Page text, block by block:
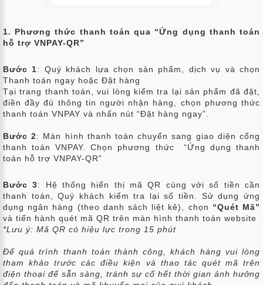
1. Phương thức thanh toán qua “Ứng dụng thanh toán
hỗ trợ VNPAY-QR”
Bước 1: Quý khách lựa chọn sản phẩm, dịch vụ và chọn
Thanh toán ngay hoặc Đặt hàng
Tại trang thanh toán, vui lòng kiểm tra lại sản phẩm đã đặt,
điền đầy đủ thông tin người nhận hàng, chọn phương thức
thanh toán VNPAY và nhấn nút “Đặt hàng ngay”.
Bước 2: Màn hình thanh toán chuyển sang giao diện cổng
thanh toán VNPAY. Chọn phương thức “Ứng dụng thanh
toán hỗ trợ VNPAY-QR”
Bước 3: Hệ thống hiển thị mã QR cùng với số tiền cần
thanh toán, Quý khách kiểm tra lại số tiền. Sử dụng ứng
dụng ngân hàng (theo danh sách liệt kê), chọn “Quét Mã”
và tiến hành quét mã QR trên màn hình thanh toán website
*Lưu ý: Mã QR có hiệu lực trong 15 phút
Để quá trình thanh toán thành công, khách hàng vui lòng
tham khảo trước các điều kiện và thao tác quét mã trên
điện thoại để sẵn sàng, tránh sự cố hết thời gian ảnh hưởng